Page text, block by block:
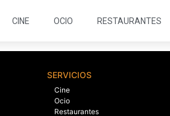
CINE OCIO RESTAURANTES
SERVICIOS
Cine
Ocio
Restaurantes